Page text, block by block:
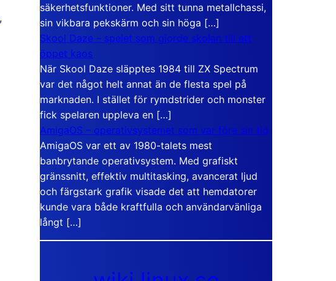
säkerhetsfunktioner. Med sitt tunna metallchassi,
sin vikbara pekskärm och sin höga […]
Skool Daze – spelet som gjorde skolan till ett
öppet kaos
När Skool Daze släpptes 1984 till ZX Spectrum
var det något helt annat än de flesta spel på
marknaden. I stället för rymdstrider och monster
fick spelaren uppleva en […]
AmigaOS – operativsystemet som var före sin tid
AmigaOS var ett av 1980-talets mest
banbrytande operativsystem. Med grafiskt
gränssnitt, effektiv multitasking, avancerat ljud
och färgstark grafik visade det att hemdatorer
kunde vara både kraftfulla och användarvänliga
långt […]